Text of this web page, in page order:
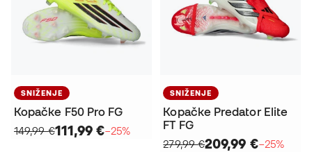
SNIŽENJE
Kopačke F50 Pro FG
149,99 €111,99 €−25%
SNIŽENJE
Kopačke Predator Elite
FT FG
279,99 €209,99 €−25%